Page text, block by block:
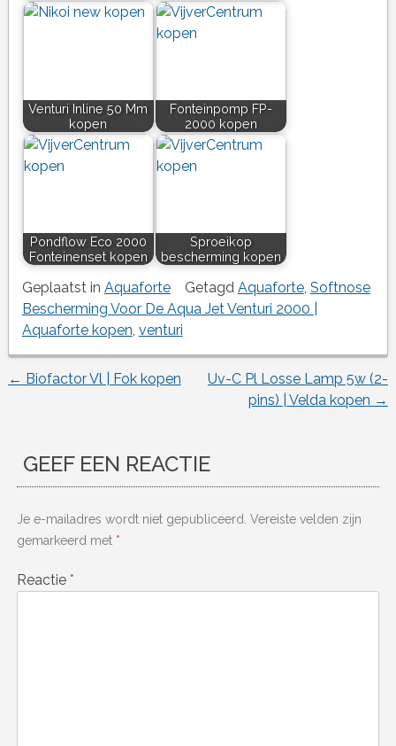
Venturi Inline 50 Mm
kopen
Fonteinpomp FP-
2000 kopen
Pondflow Eco 2000
Fonteinenset kopen
Sproeikop
bescherming kopen
Geplaatst in Aquaforte Getagd Aquaforte, Softnose
Bescherming Voor De Aqua Jet Venturi 2000 |
Aquaforte kopen venturi
Berichtnavigatie
← Biofactor Vl | Fok kopen
Uv-C Pl Losse Lamp 5w (2-
pins) | Velda kopen →
GEEF EEN REACTIE
Je e-mailadres wordt niet gepubliceerd. Vereiste velden zijn
gemarkeerd met *
Reactie *